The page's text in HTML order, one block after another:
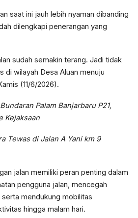
saat ini jauh lebih nyaman dibanding
dilengkapi penerangan yang
sudah semakin terang. Jadi tidak
di wilayah Desa Aluan menuju
(11/6/2026).
Palam Banjarbaru P21,
Kejaksaan
Tewas di Jalan A Yani km 9
jalan memiliki peran penting dalam
pengguna jalan, mencegah
mendukung mobilitas
hingga malam hari.